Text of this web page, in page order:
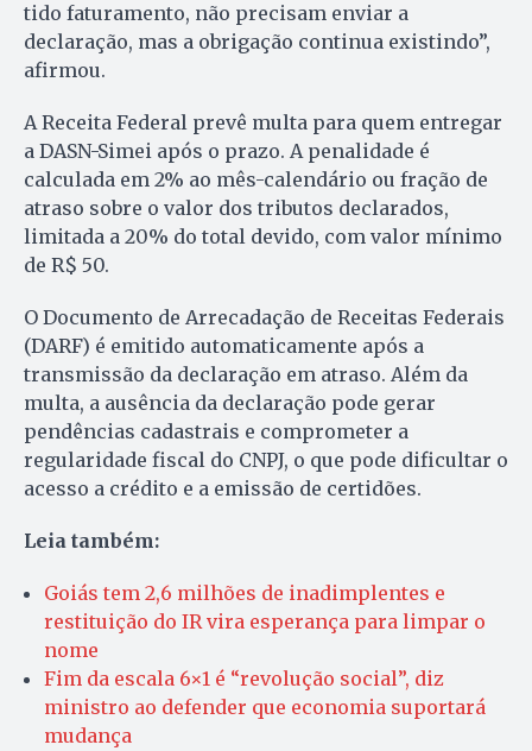
tido faturamento, não precisam enviar a
declaração, mas a obrigação continua existindo”,
afirmou.
A Receita Federal prevê multa para quem entregar
a DASN-Simei após o prazo. A penalidade é
calculada em 2% ao mês-calendário ou fração de
atraso sobre o valor dos tributos declarados,
limitada a 20% do total devido, com valor mínimo
de R$ 50.
O Documento de Arrecadação de Receitas Federais
(DARF) é emitido automaticamente após a
transmissão da declaração em atraso. Além da
multa, a ausência da declaração pode gerar
pendências cadastrais e comprometer a
regularidade fiscal do CNPJ, o que pode dificultar o
acesso a crédito e a emissão de certidões.
Leia também:
Goiás tem 2,6 milhões de inadimplentes e
restituição do IR vira esperança para limpar o
nome
Fim da escala 6×1 é “revolução social”, diz
ministro ao defender que economia suportará
mudança